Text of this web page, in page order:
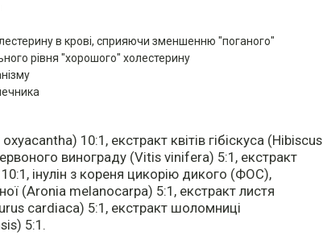
в крові, сприяючи зменшенню "поганого"
рівня "хорошого" холестерину
10:1, екстракт квітів гібіскуса (Hibiscus
винограду (Vitis vinifera) 5:1, екстракт
інулін з кореня цикорію дикого (ФОС),
(Aronia melanocarpa) 5:1, екстракт листя
cardiaca) 5:1, екстракт шоломниці
5:1.